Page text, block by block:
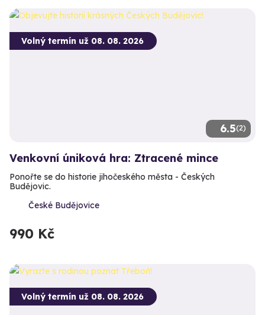
6.5(2)
Volný termín už 08. 08. 2026
Venkovní úniková hra: Ztracené mince
Ponořte se do historie jihočeského města - Českých
Budějovic.
České Budějovice
990 Kč
Volný termín už 08. 08. 2026